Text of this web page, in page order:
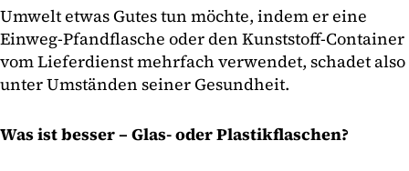
Umwelt etwas Gutes tun möchte, indem er eine
Einweg-Pfandflasche oder den Kunststoff-Container
vom Lieferdienst mehrfach verwendet, schadet also
unter Umständen seiner Gesundheit.
Was ist besser – Glas- oder Plastikflaschen?